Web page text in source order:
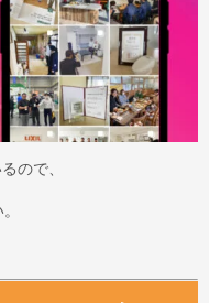
ので、